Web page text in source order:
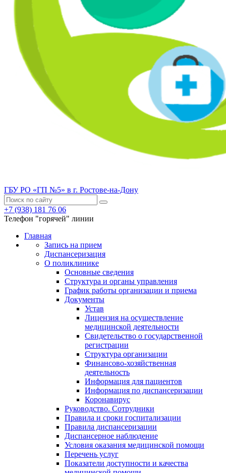
ГБУ РО «ГП №5» в г. Ростове-на-Дону
+7 (938) 181 76 06
Телефон "горячей" линии
Главная
Запись на прием
Диспансеризация
О поликлинике
Основные сведения
Структура и органы управления
График работы организации и приема
Документы
Устав
Лицензия на осуществление
медицинской деятельности
Свидетельство о государственной
регистрации
Структура организации
Финансово-хозяйственная
деятельность
Информация для пациентов
Информация по диспансеризации
Коронавирус
Руководство. Сотрудники
Правила и сроки госпитализации
Правила диспансеризации
Диспансерное наблюдение
Условия оказания медицинской помощи
Перечень услуг
Показатели доступности и качества